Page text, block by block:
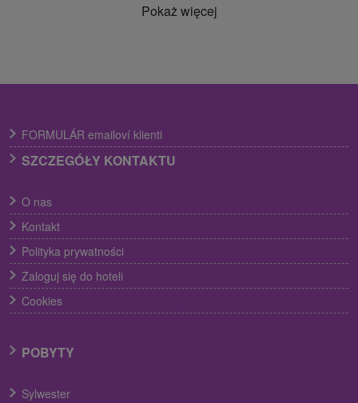
Pokaż więcej
FORMULÁR emailoví klienti
SZCZEGÓŁY KONTAKTU
O nas
Kontakt
Polityka prywatności
Zaloguj się do hoteli
Cookies
POBYTY
Sylwester